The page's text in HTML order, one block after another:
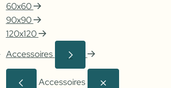
60x60
90x90
120x120
Accessoires
Accessoires